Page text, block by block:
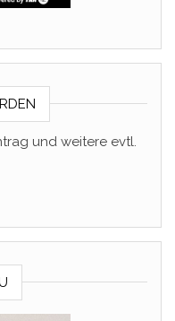
und weitere evtl.